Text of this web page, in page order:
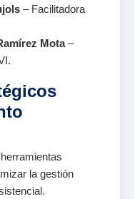
– Facilitadora
Mota–
la gestión